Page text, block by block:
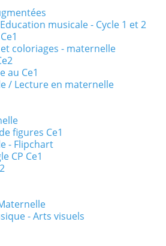
musicale - Cycle 1 et 2
coloriages - maternelle
au Ce1
/ Lecture en maternelle
figures Ce1
- Flipchart
CP Ce1
- Arts visuels